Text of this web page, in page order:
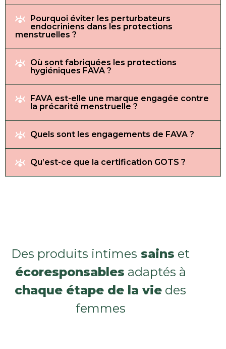
Pourquoi éviter les perturbateurs
endocriniens dans les protections
menstruelles ?
Où sont fabriquées les protections
hygiéniques FAVA ?
FAVA est-elle une marque engagée contre
la précarité menstruelle ?
Quels sont les engagements de FAVA ?
Qu’est-ce que la certification GOTS ?
Des produits intimes sains et
écoresponsables adaptés à
chaque étape de la vie des
femmes